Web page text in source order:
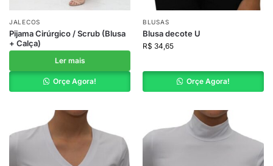
JALECOS
Pijama Cirúrgico / Scrub (Blusa
+ Calça)
Ler mais
Orçe Agora!
BLUSAS
Blusa decote U
R$ 34,65
Orçe Agora!